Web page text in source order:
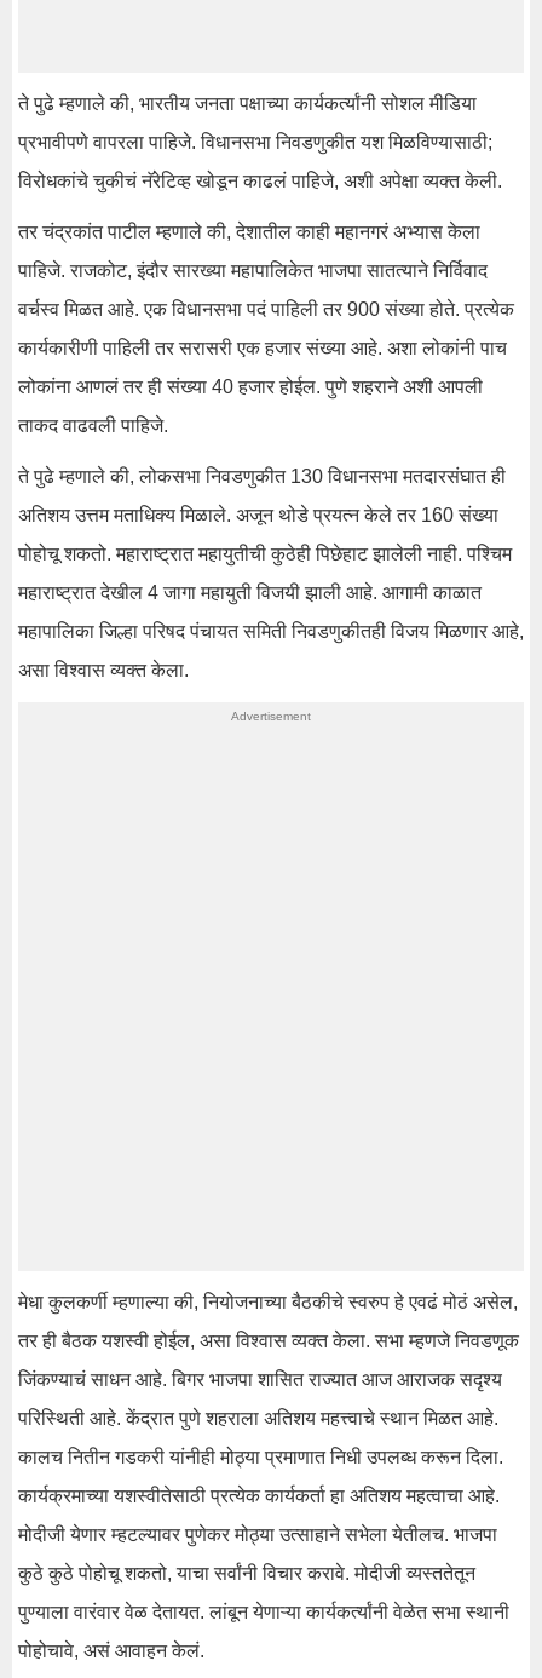
ते पुढे म्हणाले की, भारतीय जनता पक्षाच्या कार्यकर्त्यांनी सोशल मीडिया
प्रभावीपणे वापरला पाहिजे.‌ विधानसभा निवडणुकीत यश मिळविण्यासाठी;
विरोधकांचे चुकीचं नॅरेटिव्ह खोडून काढलं पाहिजे, अशी अपेक्षा व्यक्त केली.
तर चंद्रकांत पाटील म्हणाले की, देशातील काही महानगरं अभ्यास केला
पाहिजे. राजकोट, इंदौर सारख्या महापालिकेत भाजपा सातत्याने निर्विवाद
वर्चस्व मिळत आहे. एक विधानसभा पदं पाहिली तर 900 संख्या होते. प्रत्येक
कार्यकारीणी पाहिली तर सरासरी एक हजार संख्या आहे. अशा लोकांनी पाच
लोकांना आणलं तर ही संख्या 40 हजार होईल. पुणे शहराने अशी आपली
ताकद वाढवली पाहिजे.
ते पुढे म्हणाले की, लोकसभा निवडणुकीत 130 विधानसभा मतदारसंघात ही
अतिशय उत्तम मताधिक्य मिळाले. अजून थोडे प्रयत्न केले तर 160 संख्या
पोहोचू शकतो. महाराष्ट्रात महायुतीची कुठेही पिछेहाट झालेली नाही. पश्चिम
महाराष्ट्रात देखील 4 जागा महायुती विजयी झाली आहे. आगामी काळात
महापालिका जिल्हा परिषद पंचायत समिती निवडणुकीतही विजय मिळणार आहे,
असा विश्वास व्यक्त केला.
मेधा कुलकर्णी म्हणाल्या की, नियोजनाच्या बैठकीचे स्वरुप हे एवढं मोठं असेल,
तर ही बैठक यशस्वी होईल, असा विश्वास व्यक्त केला. सभा म्हणजे निवडणूक
जिंकण्याचं साधन आहे. बिगर भाजपा शासित राज्यात आज आराजक सदृश्य
परिस्थिती आहे. केंद्रात पुणे शहराला अतिशय महत्त्वाचे स्थान मिळत आहे.
कालच नितीन गडकरी यांनीही मोठ्या प्रमाणात निधी उपलब्ध करून दिला.
कार्यक्रमाच्या यशस्वीतेसाठी प्रत्येक कार्यकर्ता हा अतिशय महत्वाचा आहे.
मोदीजी येणार म्हटल्यावर पुणेकर मोठ्या उत्साहाने सभेला येतीलच. भाजपा
कुठे कुठे पोहोचू शकतो, याचा सर्वांनी विचार करावे. मोदीजी व्यस्ततेतून
पुण्याला वारंवार वेळ देतायत. लांबून येणाऱ्या कार्यकर्त्यांनी वेळेत सभा स्थानी
पोहोचावे, असं आवाहन केलं.